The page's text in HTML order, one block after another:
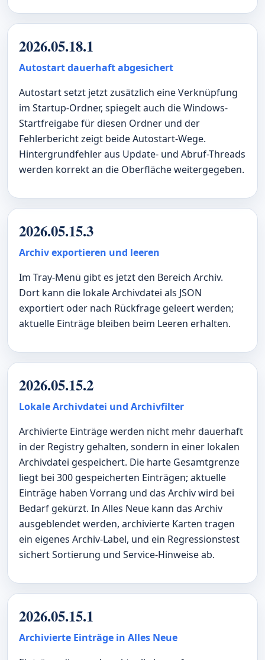
2026.05.18.1
Autostart dauerhaft abgesichert
Autostart setzt jetzt zusätzlich eine Verknüpfung
im Startup-Ordner, spiegelt auch die Windows-
Startfreigabe für diesen Ordner und der
Fehlerbericht zeigt beide Autostart-Wege.
Hintergrundfehler aus Update- und Abruf-Threads
werden korrekt an die Oberfläche weitergegeben.
2026.05.15.3
Archiv exportieren und leeren
Im Tray-Menü gibt es jetzt den Bereich Archiv.
Dort kann die lokale Archivdatei als JSON
exportiert oder nach Rückfrage geleert werden;
aktuelle Einträge bleiben beim Leeren erhalten.
2026.05.15.2
Lokale Archivdatei und Archivfilter
Archivierte Einträge werden nicht mehr dauerhaft
in der Registry gehalten, sondern in einer lokalen
Archivdatei gespeichert. Die harte Gesamtgrenze
liegt bei 300 gespeicherten Einträgen; aktuelle
Einträge haben Vorrang und das Archiv wird bei
Bedarf gekürzt. In Alles Neue kann das Archiv
ausgeblendet werden, archivierte Karten tragen
ein eigenes Archiv-Label, und ein Regressionstest
sichert Sortierung und Service-Hinweise ab.
2026.05.15.1
Archivierte Einträge in Alles Neue